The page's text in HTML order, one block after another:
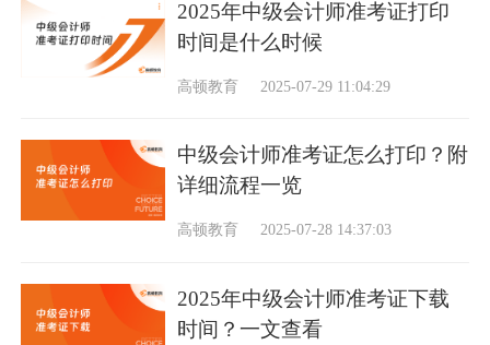
2025年中级会计师准考证打印
时间是什么时候
高顿教育 2025-07-29 11:04:29
中级会计师准考证怎么打印？附
详细流程一览
高顿教育 2025-07-28 14:37:03
2025年中级会计师准考证下载
时间？一文查看